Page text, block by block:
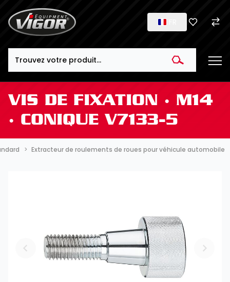
VIS DE FIXATION ∙ M14
∙ CONIQUE V7133-5
Extracteur de roulements de roues pour véhicule automobile